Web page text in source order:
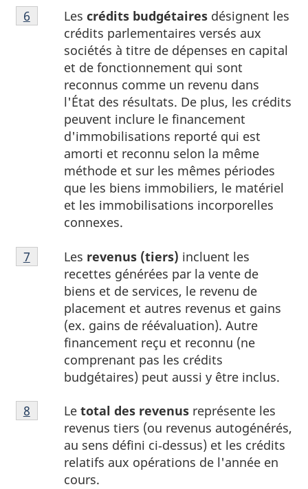
Note
6
Les crédits budgétairesdésignent les
crédits parlementaires versés aux
sociétés à titre de dépenses en capital
et de fonctionnement qui sont
reconnus comme un revenu dans
l'État des résultats. De plus, les crédits
peuvent inclure le financement
d'immobilisations reporté qui est
amorti et reconnu selon la même
méthode et sur les mêmes périodes
que les biens immobiliers, le matériel
et les immobilisations incorporelles
connexes.
Retour à la référence de la note
6 du tableau 1
Note
7
Les revenus (tiers) incluent les
recettes générées par la vente de
biens et de services, le revenu de
placement et autres revenus et gains
(ex. gains de réévaluation). Autre
financement reçu et reconnu (ne
comprenant pas les crédits
budgétaires) peut aussi y être inclus.
Retour à la référence de la note
7 du tableau 1
Note
8
Le total des revenusreprésente les
revenus tiers (ou revenus autogénérés,
au sens défini ci‑dessus) et les crédits
relatifs aux opérations de l'année en
cours.
Retour à la référence de la note
8 du tableau 1